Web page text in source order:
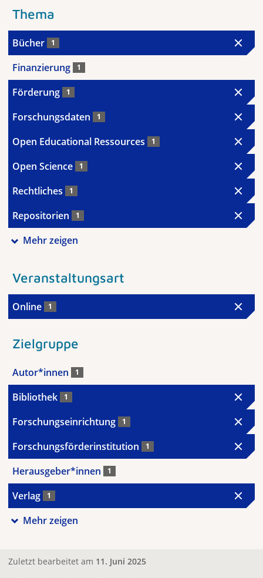
Thema
Bücher 1
Finanzierung 1
Förderung 1
Forschungsdaten 1
Open Educational Ressources 1
Open Science 1
Rechtliches 1
Repositorien 1
Mehr zeigen
Veranstaltungsart
Online 1
Zielgruppe
Autor*innen 1
Bibliothek 1
Forschungseinrichtung 1
Forschungsförderinstitution 1
Herausgeber*innen 1
Verlag 1
Mehr zeigen
Zuletzt bearbeitet am 11. Juni 2025